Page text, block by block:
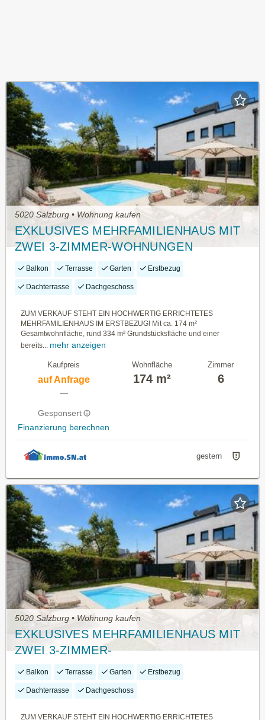
5020 Salzburg • Wohnung kaufen
EXKLUSIVES MEHRFAMILIENHAUS MIT
ZWEI 3-ZIMMER-WOHNUNGEN
POOL/DACHTERRASSE
Balkon Terrasse Garten Erstbezug
Dachterrasse Dachgeschoss
ZUM VERKAUF STEHT EIN HOCHWERTIG ERRICHTETES
MEHRFAMILIENHAUS IM ERSTBEZUG! Mit ca. 174 m²
Gesamtwohnfläche, rund 334 m² Grundstücksfläche und einer
bereits... mehr anzeigen
Kaufpreis
auf Anfrage
—
Gesponsert
Finanzierung berechnen
Wohnfläche
174 m²
Zimmer
6
gestern
5020 Salzburg • Wohnung kaufen
EXKLUSIVES MEHRFAMILIENHAUS MIT
ZWEI 3-ZIMMER-
WOHNUNGENPOOL/DACHTERRASSE
Balkon Terrasse Garten Erstbezug
Dachterrasse Dachgeschoss
ZUM VERKAUF STEHT EIN HOCHWERTIG ERRICHTETES